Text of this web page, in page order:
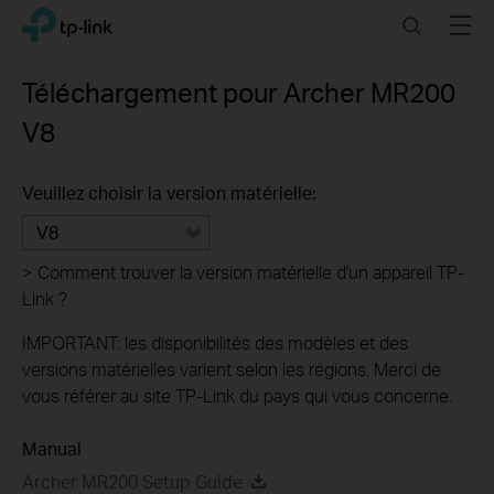
Click
the
navigation
TP-Link, Reliably Smart SearchMenu
Téléchargement pour Archer MR200
V8
Veuillez choisir la version matérielle:
V8
> Comment trouver la version matérielle d'un appareil TP-
Link ?
IMPORTANT: les disponibilités des modèles et des
versions matérielles varient selon les régions. Merci de
vous référer au site TP-Link du pays qui vous concerne.
Manual
Archer MR200 Setup Guide